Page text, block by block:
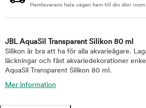
Hemleverans hela vägen hem till din dörr inom
JBL AquaSil Transparent Silikon 80 ml
Silikon är bra att ha för alla akvarieägare.
läckningar och fäst akvariedekorationer
AquaSil Transparent Silikon 80 ml.
Mer information